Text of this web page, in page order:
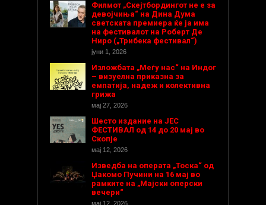
Филмот „Скејтбордингот не е за
девојчиња“ на Дина Дума
светската премиера ќе ја има
на фестивалот на Роберт Де
Ниро („Трибека фестивал“)
јуни 1, 2026
Изложбата „Меѓу нас“ на Индог
– визуелна приказна за
емпатија, надеж и колективна
грижа
мај 27, 2026
Шесто издание на ЈЕС
ФЕСТИВАЛ од 14 до 20 мај во
Скопје
мај 12, 2026
Изведба на операта „Тоска“ од
Џакомо Пучини на 16 мај во
рамките на „Мајски оперски
вечери“
мај 12, 2026